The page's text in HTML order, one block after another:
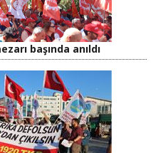
başında anıldı